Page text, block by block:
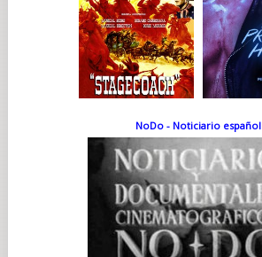
NoDo - Noticiario español